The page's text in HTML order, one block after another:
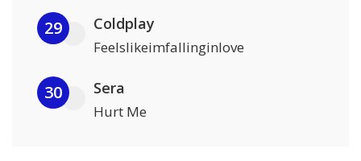
29 Coldplay
Feelslikeimfallinginlove
30 Sera
Hurt Me